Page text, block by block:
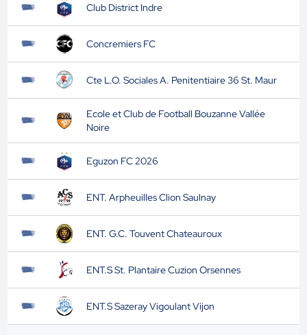
Club District Indre
Concremiers FC
Cte L.O. Sociales A. Penitentiaire 36 St. Maur
Ecole et Club de Football Bouzanne Vallée
Noire
Eguzon FC 2026
ENT. Arpheuilles Clion Saulnay
ENT. G.C. Touvent Chateauroux
ENT.S St. Plantaire Cuzion Orsennes
ENT.S Sazeray Vigoulant Vijon